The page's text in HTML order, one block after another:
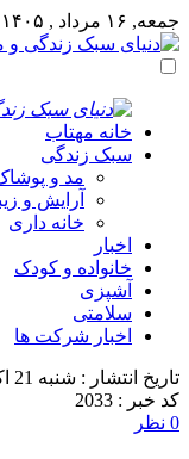
جمعه, ۱۶ مرداد , ۱۴۰۵
خانه مهتاب
سبک زندگی
مد و
آرایش و
خانه داری
اخبار
خانواده و کودک
آشپزی
سلامتی
اخبار شرکت ها
تاریخ انتشار : شنبه 21 اکتبر 2023 - 20:21
کد خبر : 2033
0 نظر